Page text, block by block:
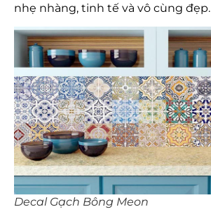
nhẹ nhàng, tinh tế và vô cùng đẹp.
Decal Gạch Bông Meon